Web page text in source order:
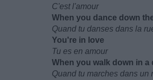
C'est l'amour
When you dance down
Quand tu danses dans la
You're in love
Tu es en amour
When you walk down in
Quand tu marches dans un